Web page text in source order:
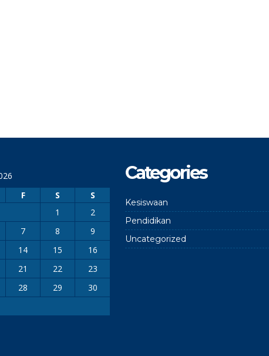
F S
S
1
2
7 8
9
14 15
16
21 22
23
28 29
30
Categories
Kesiswaan
Pendidikan
Uncategorized